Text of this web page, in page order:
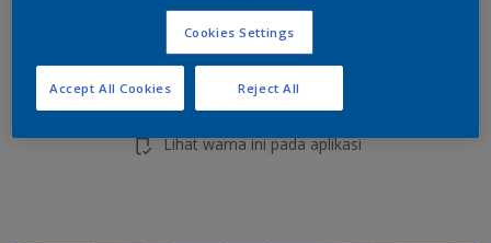
Tambahkan ke Ruang Kerja
Lihat warna ini pada aplikasi
Cookies Settings
Reject All
Accept All Cookies